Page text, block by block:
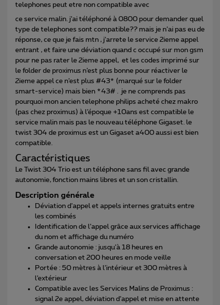
telephones peut etre non compatible avec
ce service malin. j’ai téléphoné à 0800 pour demander quel
type de telephones sont compatible?? mais je n’ai pas eu de
réponse, ce que je fais mtn , j’arrete le service 2ieme appel
entrant , et faire une déviation quand c occupé sur mon gsm
pour ne pas rater le 2ieme appel, et les codes imprimé sur
le folder de proximus n’est plus bonne pour réactiver le
2ieme appel ce n’est plus #43* (marqué sur le folder
smart-service) mais bien *43# . je ne comprends pas
pourquoi mon ancien telephone philips acheté chez makro
(pas chez proximus) à l’époque +10ans est compatible le
service malin mais pas le nouveau téléphone Gigaset. le
twist 304 de proximus est un Gigaset a400 aussi est bien
compatible.
Caractéristiques
Le Twist 304 Trio est un téléphone sans fil avec grande
autonomie, fonction mains libres et un son cristallin.
Description générale
Déviation d’appel et appels internes gratuits entre
les combinés
Identification de l’appel grâce aux services affichage
du nom et affichage du numéro
Grande autonomie : jusqu’à 18 heures en
conversation et 200 heures en mode veille
Portée : 50 mètres à l’intérieur et 300 mètres à
l’extérieur
Compatible avec les Services Malins de Proximus :
signal 2e appel, déviation d’appel et mise en attente